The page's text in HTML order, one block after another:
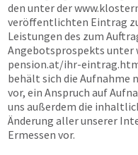
den unter der
veröffentlichten Eintrag
Leistungen des zum
Angebotsprospekts unter
pension.at/ihr-
behält sich die Aufnahme
vor, ein Anspruch auf
uns außerdem die
Änderung aller unserer
Ermessen vor.